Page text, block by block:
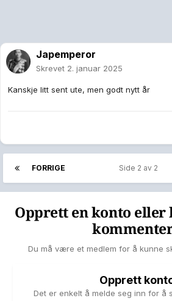
Japemperor
Skrevet 2. januar 2025
Kanskje litt sent ute, men godt nytt år
FORRIGE Side 2 av 2
Opprett en konto eller
Du må være et medlem for å kunne
Opprett
Det er enkelt å melde seg inn for å